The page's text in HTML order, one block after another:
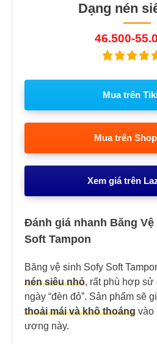
Dạng nén
46.500-
Mua trên
Mua trên
Xem giá trên
Đánh giá nhanh Băng
Soft Tampon
Băng vệ sinh Sofy Soft
nén siêu nhỏ, rất phù hợp
ngày “đèn đỏ”. Sản phẩm sẽ
thoải mái và khô thoáng vào
ương này.